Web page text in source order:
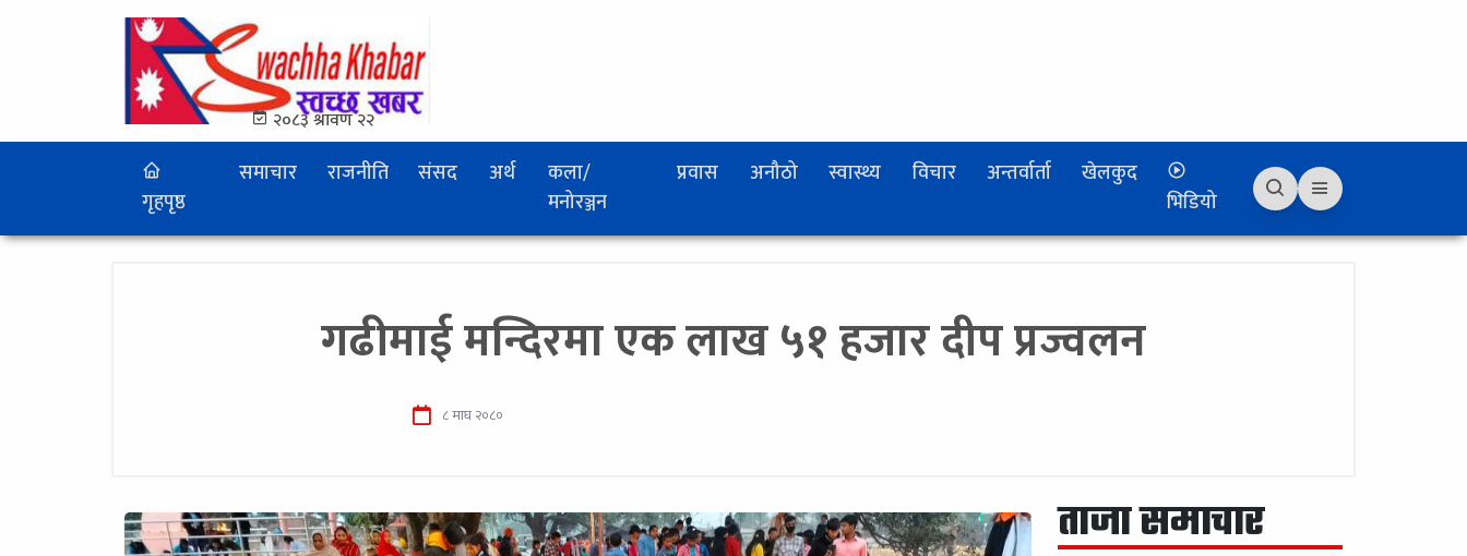
२०८३ श्रावण २२
गृहपृष्ठ
समाचार राजनीति संसद अर्थ
कला/
मनोरञ्जन
प्रवास अनौठो स्वास्थ्य विचार अन्तर्वार्ता
खेलकुद
भिडियो
गढीमाई मन्दिरमा एक लाख ५१ हजार दीप प्रज्वलन
८ माघ २०८०
ताजा समाचार